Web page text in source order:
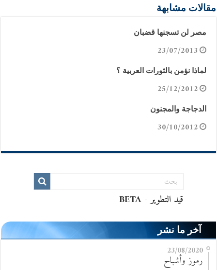
مقالات مشابهة
مصر لن تسجنها قضبان
23/07/2013
لماذا نؤمن بالثورات العربية ؟
25/12/2012
الدجاجة والمجنون
30/10/2012
آخر ما نشر
23/08/2020
رموز وأشباح